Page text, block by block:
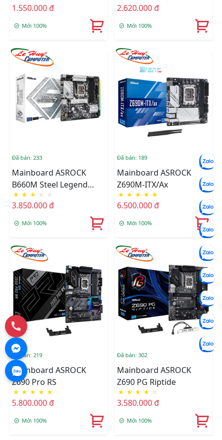
1.550.000 đ
Mới 100%
2.620.000 đ
Mới 100%
Đã bán: 233
Mainboard ASROCK
B660M Steel Legend
DDR4
★ ★ ★ ☆ ☆
3.850.000 đ
Mới 100%
Đã bán: 189
Mainboard ASROCK
Z690M-ITX/ax
★ ★ ★ ★ ★
6.500.000 đ
Mới 100%
Đã bán: 219
Mainboard ASROCK
Z690 Pro RS
★ ★ ★ ★ ★
5.800.000 đ
Mới 100%
Đã bán: 302
Mainboard ASROCK
Z690 PG Riptide
★ ★ ★ ★ ☆
3.580.000 đ
Mới 100%